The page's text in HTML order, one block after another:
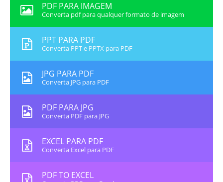
PDF PARA IMAGEM
Converta pdf para qualquer formato de imagem
PPT PARA PDF
Converta PPT e PPTX para PDF
JPG PARA PDF
Converta JPG para PDF
PDF PARA JPG
Converta PDF para JPG
EXCEL PARA PDF
Converta Excel para PDF
PDF TO EXCEL